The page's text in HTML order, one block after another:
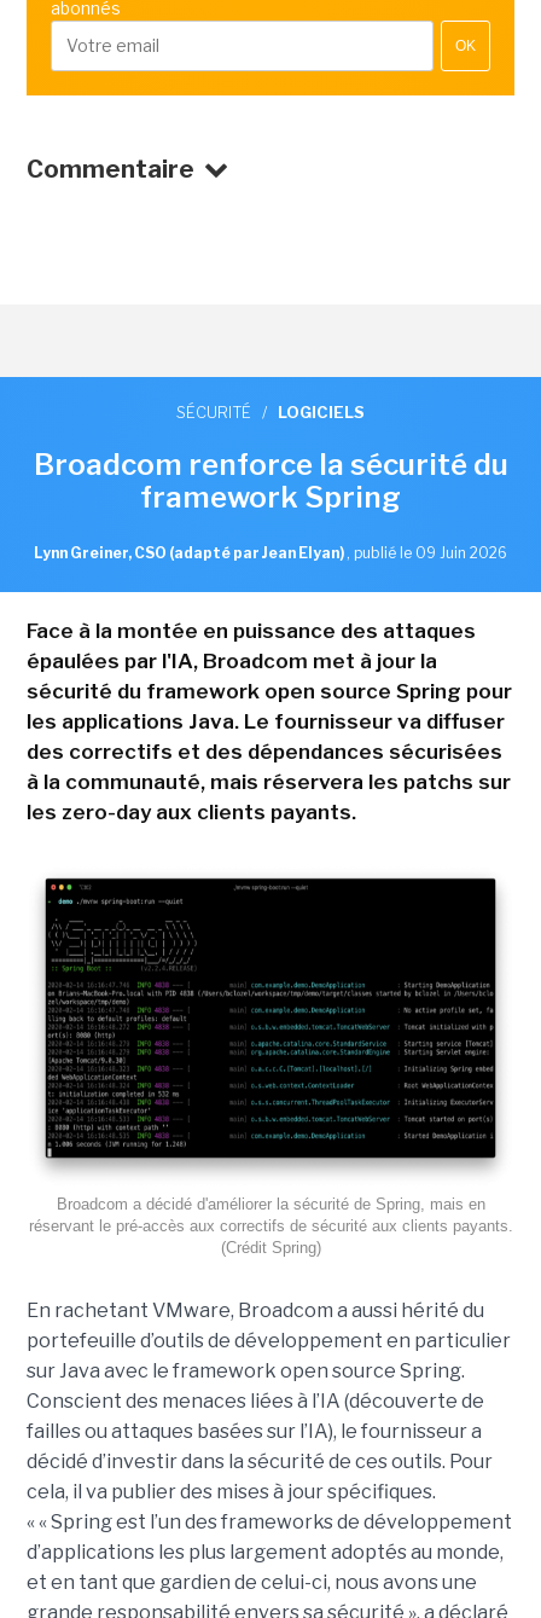
abonnés
OK
Commentaire
SÉCURITÉ / LOGICIELS
Broadcom renforce la sécurité du
framework Spring
Lynn Greiner, CSO (adapté par Jean Elyan) , publié le 09 Juin 2026
Face à la montée en puissance des attaques
épaulées par l'IA, Broadcom met à jour la
sécurité du framework open source Spring pour
les applications Java. Le fournisseur va diffuser
des correctifs et des dépendances sécurisées
à la communauté, mais réservera les patchs sur
les zero-day aux clients payants.
Broadcom a décidé d'améliorer la sécurité de Spring, mais en
réservant le pré-accès aux correctifs de sécurité aux clients payants.
(Crédit Spring)
En rachetant VMware, Broadcom a aussi hérité du
portefeuille d’outils de développement en particulier
sur Java avec le framework open source Spring.
Conscient des menaces liées à l’IA (découverte de
failles ou attaques basées sur l’IA), le fournisseur a
décidé d’investir dans la sécurité de ces outils. Pour
cela, il va publier des mises à jour spécifiques.
« « Spring est l’un des frameworks de développement
d’applications les plus largement adoptés au monde,
et en tant que gardien de celui-ci, nous avons une
grande responsabilité envers sa sécurité », a déclaré